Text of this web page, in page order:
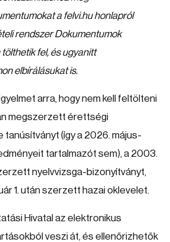
a felvi.hu honlapról
rendszer Dokumentumok
fel, és ugyanitt
elbírálásukat is.
arra, hogy nem kell feltölteni
megszerzett érettségi
tanúsítványt (így a 2026. május-
tartalmazót sem), a 2003.
nyelvvizsga-bizonyítványt,
1. után szerzett hazai oklevelet.
Hivatal az elektronikus
veszi át, és ellenőrizhetők